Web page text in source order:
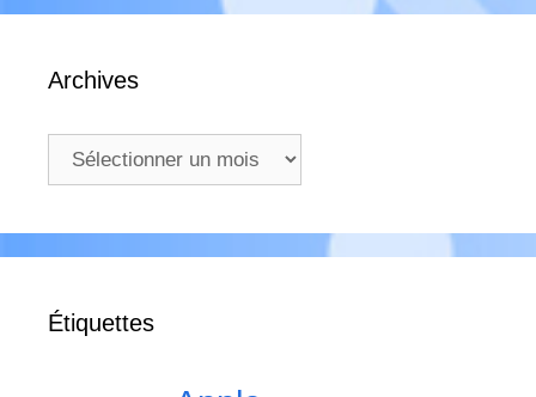
Archives
Archives
Étiquettes